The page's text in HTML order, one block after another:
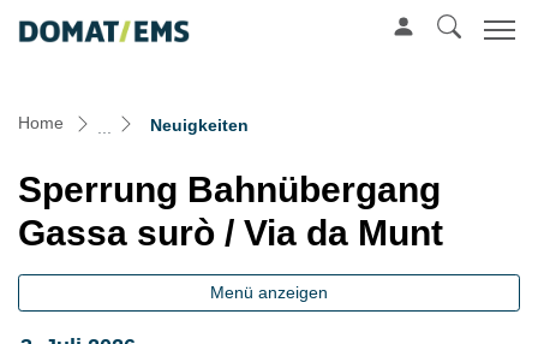
Mustergemeinde
Home Neuigkeiten
Sperrung Bahnübergang
Gassa surò / Via da Munt
Menü anzeigen